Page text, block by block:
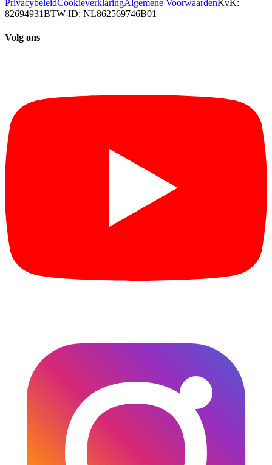
PrivacybeleidCookieverklaringAlgemene VoorwaardenKvK:
82694931BTW-ID: NL862569746B01
Volg ons